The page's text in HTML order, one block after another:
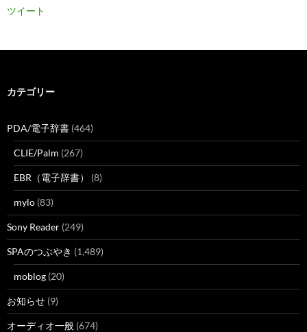
ツイート
カテゴリー
PDA/電子辞書 (464)
CLIE/Palm (267)
EBR（電子辞書） (8)
mylo (83)
Sony Reader (249)
SPAのつぶやき (1,489)
moblog (20)
お知らせ (9)
オーディオ一般 (674)